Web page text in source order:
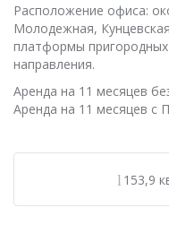
Расположение офиса:
Молодежная,
платформы пригородных
направления.
Аренда на 11 месяцев
Аренда на 11 месяцев с
153,9